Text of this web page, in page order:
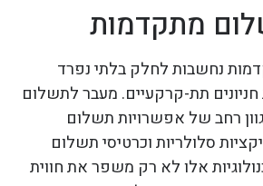
מתקדמות
נחשבות לחלק בלתי נפרד
תת-קרקעיים. מעבר לתשלום
רחב של אפשרויות תשלום
סלולריות וכרטיסי תשלום
אלו לא רק משפר את חווית